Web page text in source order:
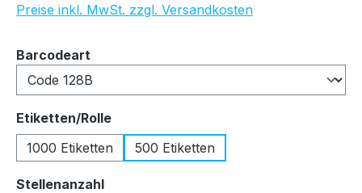
Preise inkl. MwSt. zzgl. Versandkosten
Barcodeart
Etiketten/Rolleauswählen
1000 Etiketten
500 Etiketten
Stellenanzahlauswählen